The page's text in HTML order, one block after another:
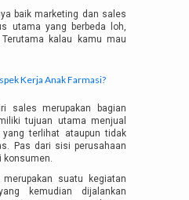
baik marketing dan sales
utama yang berbeda loh,
kalau kamu mau
Kerja Anak Farmasi?
sales merupakan bagian
tujuan utama menjual
terlihat ataupun tidak
Pas dari sisi perusahaan
konsumen.
suatu kegiatan
kemudian dijalankan